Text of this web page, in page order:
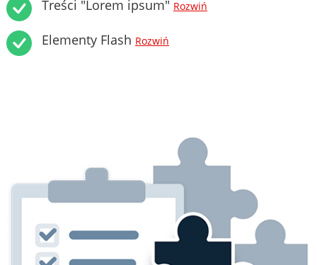
Treści "Lorem ipsum" Rozwiń
Elementy Flash Rozwiń